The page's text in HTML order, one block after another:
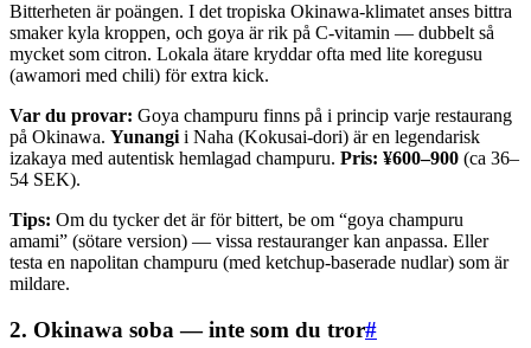
Bitterheten är poängen. I det tropiska Okinawa-klimatet anses bittra
smaker kyla kroppen, och goya är rik på C-vitamin — dubbelt så
mycket som citron. Lokala ätare kryddar ofta med lite koregusu
(awamori med chili) för extra kick.
Var du provar: Goya champuru finns på i princip varje restaurang
på Okinawa. Yunangi i Naha (Kokusai-dori) är en legendarisk
izakaya med autentisk hemlagad champuru. Pris: ¥600–900 (ca 36–
54 SEK).
Tips: Om du tycker det är för bittert, be om “goya champuru
amami” (sötare version) — vissa restauranger kan anpassa. Eller
testa en napolitan champuru (med ketchup-baserade nudlar) som är
mildare.
2. Okinawa soba — inte som du tror#